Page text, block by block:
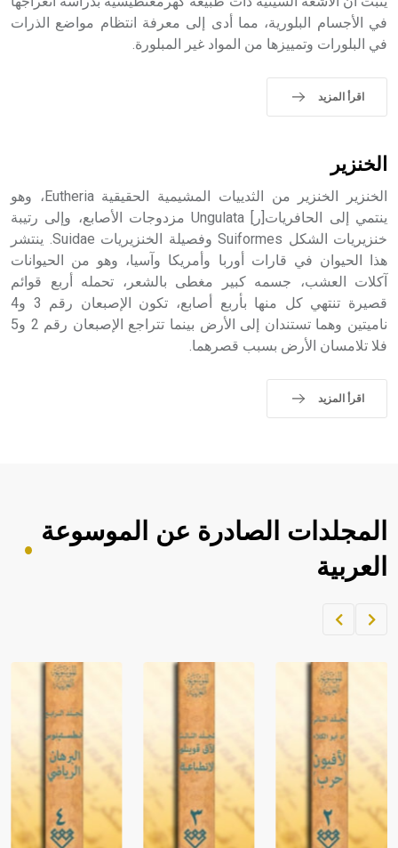
sign تكتب منفصلة غير متصلة، وتعتمد المبدأ الأكوروفوني،
حيث تقتصر القيمة الصوتية للعلامة الك
في الأجسام البلورية، مما أدى إلى معرفة انتظام مواضع الذرات
في البلورات وتمييزها من المواد غير المبلورة.
اقرأ المزيد
الخنزير
الخنزير الخنزير من الثدييات المشيمية الحقيقية Eutheria، وهو
ينتمي إلى الحافريات[ر] Ungulata مزدوجات الأصابع، وإلى رتيبة
خنزيريات الشكل Suiformes وفصيلة الخنزيريات Suidae. ينتشر
هذا الحيوان في قارات أوربا وأمريكا وآسيا، وهو من الحيوانات
آكلات العشب، جسمه كبير مغطى بالشعر، تحمله أربع قوائم
قصيرة تنتهي كل منها بأربع أصابع، تكون الإصبعان رقم 3 و4
ناميتين وهما تستندان إلى الأرض بينما تتراجع الإصبعان رقم 2 و5
فلا تلامسان الأرض بسبب قصرهما.
اقرأ المزيد
المجلدات الصادرة عن الموسوعة
العربية